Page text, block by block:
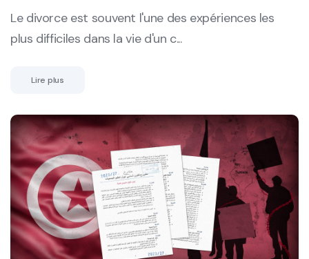
Le divorce est souvent l'une des expériences les
plus difficiles dans la vie d'un c...
Lire plus